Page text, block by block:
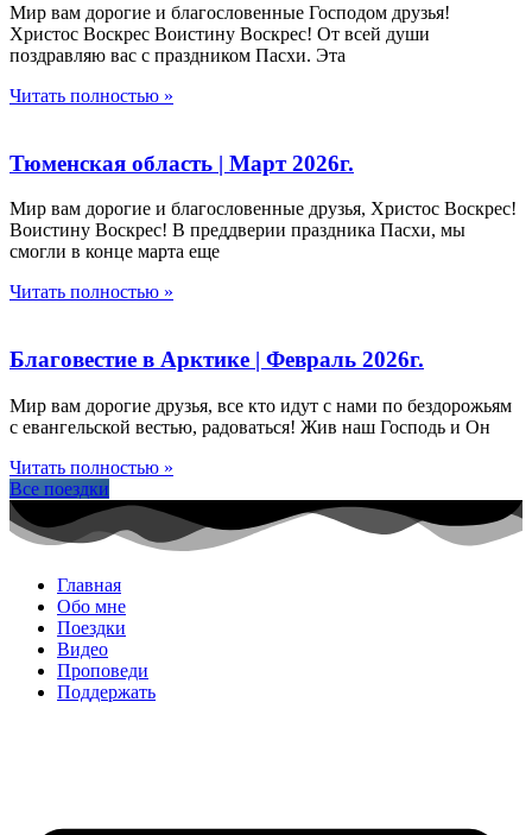
Мир вам дорогие и благословенные Господом друзья!
Христос Воскрес Воистину Воскрес! От всей души
поздравляю вас с праздником Пасхи. Эта
Читать полностью »
Тюменская область | Март 2026г.
Мир вам дорогие и благословенные друзья, Христос Воскрес!
Воистину Воскрес! В преддверии праздника Пасхи, мы
смогли в конце марта еще
Читать полностью »
Благовестие в Арктике | Февраль 2026г.
Мир вам дорогие друзья, все кто идут с нами по бездорожьям
с евангельской вестью, радоваться! Жив наш Господь и Он
Читать полностью »
Все поездки
Главная
Обо мне
Поездки
Видео
Проповеди
Поддержать